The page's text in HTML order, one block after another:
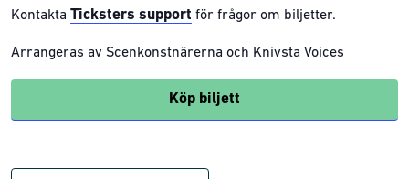
Kontakta Ticksters support för frågor om biljetter.
Arrangeras av Scenkonstnärerna och Knivsta Voices
Köp biljett